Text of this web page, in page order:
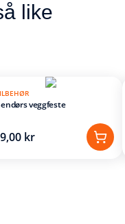
like
veggfeste
kr